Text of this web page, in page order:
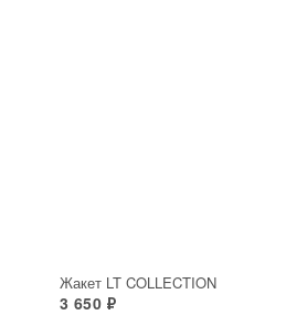
Жакет LT COLLECTION
3 650 ₽